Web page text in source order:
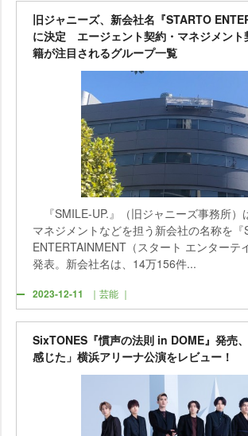
旧ジャニーズ、新会社名『STARTO
に決定 エージェント契約・マネジメント
籍が注目されるグループ一覧
『SMILE-UP.』（旧ジャニーズ事務所）
マネジメントなどを担う新会社の名称を『
ENTERTAINMENT（スタート エンターテ
発表。新会社名は、14万156件...
2023-12-11 ｜芸能 ｜
SixTONES『慣声の法則 in DOME』発売
感じた」横浜アリーナ公演をレビュー！